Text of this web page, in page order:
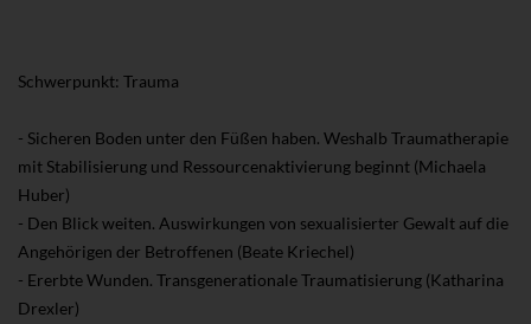
Schwerpunkt: Trauma
- Sicheren Boden unter den Füßen haben. Weshalb Traumatherapie
mit Stabilisierung und Ressourcenaktivierung beginnt (Michaela
Huber)
- Den Blick weiten. Auswirkungen von sexualisierter Gewalt auf die
Angehörigen der Betroffenen (Beate Kriechel)
- Ererbte Wunden. Transgenerationale Traumatisierung (Katharina
Drexler)